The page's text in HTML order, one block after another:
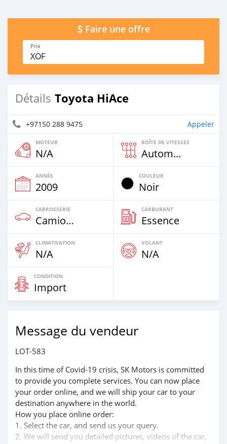
Faire une offre
Prix
XOF
Détails Toyota HiAce
+97150 288 9475 Appeler
MOTEUR
N/A
BOÎTE DE VITESSES
Automatique
ANNÉE
2009
COULEUR
Noir
CARROSSERIE
Camion De Plus De 7,5t
CARBURANT
Essence
CLIMATISATION
N/A
VOLANT
N/A
CONDITION
Import
Message du vendeur
LOT-583
In this time of Covid-19 crisis, SK Motors is committed
to provide you complete services. You can now place
your order online, and we will ship your car to your
destination anywhere in the world.
How you place online order:
1. Select the car, and send us your query.
2. We will send you detailed pictures, videos of the car,